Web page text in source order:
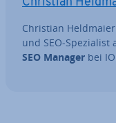
Christian
und SEO-Spe­zia­list
SEO Manager bei